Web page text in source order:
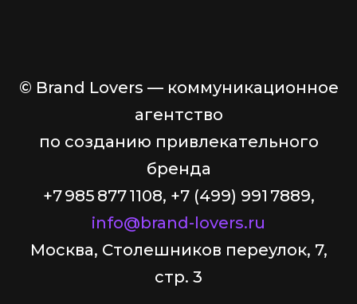
© Brand Lovers — коммуникационное
агентство
по созданию привлекательного
бренда
+7 985 877 1108, +7 (499) 991 7889,
info@brand-lovers.ru
Москва, Столешников переулок, 7,
стр. 3